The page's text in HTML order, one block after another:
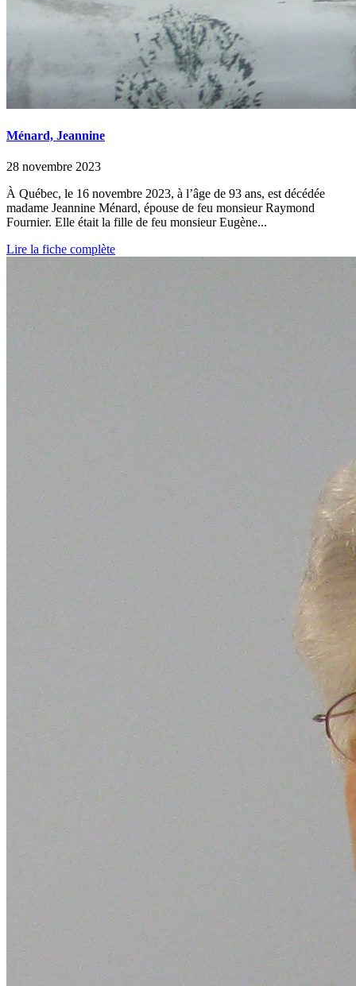
Ménard, Jeannine
28 novembre 2023
À Québec, le 16 novembre 2023, à l’âge de 93 ans, est décédée
madame Jeannine Ménard, épouse de feu monsieur Raymond
Fournier. Elle était la fille de feu monsieur Eugène...
Lire la fiche complète